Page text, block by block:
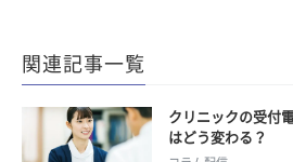
関連記事一覧
クリニックの受付
はどう変わる？